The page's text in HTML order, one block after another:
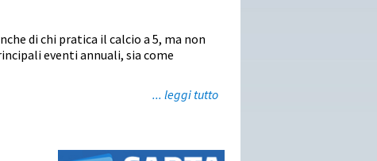
di chi pratica il calcio a 5, ma non
eventi annuali, sia come
... leggi tutto